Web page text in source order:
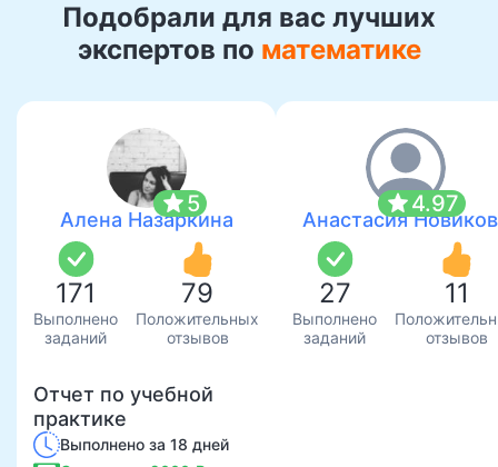
Подобрали для вас лучших
экспертов по математике
star5
Алена Назаркина
171
Выполнено
заданий
79
Положительных
отзывов
Отчет по учебной
практике
Выполнено за 18 дней
star4.97
Анастасия
27
Выполнено
заданий
11
отзывов